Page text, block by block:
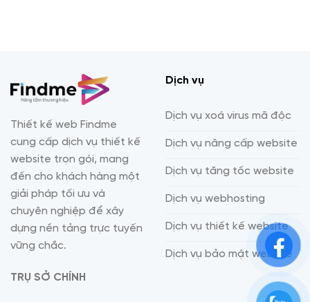
Thiết kế web Findme
cung cấp dịch vụ thiết kế
website trọn gói, mang
đến cho khách hàng một
giải pháp tối ưu và
chuyên nghiệp để xây
dựng nền tảng trực tuyến
vững chắc.
TRỤ SỞ CHÍNH
Dịch vụ
Dịch vụ xoá virus mã độc
Dịch vụ nâng cấp website
Dịch vụ tăng tốc website
Dịch vụ webhosting
Dịch vụ thiết kế website
Dịch vụ bảo mật website